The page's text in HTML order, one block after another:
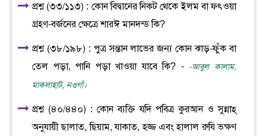
প্রশ্ন (৩৩/১১৩) : কোন বিদ্বানের নিকট থেকে ইলম বা ফৎওয়া
গ্রহণ-বর্জনের ক্ষেত্রে শারঈ মানদন্ড কি?
প্রশ্ন (৩৮/১৯৮) : পুত্র সন্তান লাভের জন্য কোন ঝাড়-ফুঁক বা
তেল পড়া, পানি পড়া খাওয়া যাবে কি? - -আবুল কালাম,
মাকলাহাট, নওগাঁ।
প্রশ্ন (৪০/৪৪০) : কোন ব্যক্তি যদি পবিত্র কুরআন ও সুন্নাহ্‌
অনুযায়ী ছালাত, ছিয়াম, যাকাত, হজ্জ এবং হালাল রুযি ভক্ষণ